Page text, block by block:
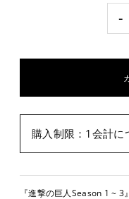
-
購入制限：1会計
『進撃の巨人Season 1 ~